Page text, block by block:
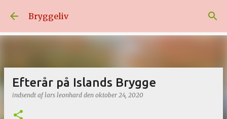
Gå videre til hovedindholdet
Bryggeliv
Efterår på Islands Brygge
indsendt aflars leonhard den oktober 24, 2020